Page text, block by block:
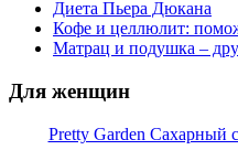
Диета Пьера Дюкана
Кофе и целлюлит:
Матрац и подушка –
Для женщин
Pretty Garden Сахарный